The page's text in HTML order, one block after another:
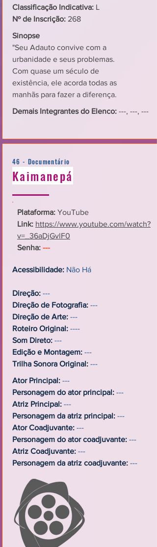
Classificação Indicativa: L
Nº de Inscrição: 268
Sinopse
"Seu Adauto convive com a
urbanidade e seus problemas.
Com quase um século de
existência, ele acorda todas as
manhãs para fazer a diferença.
Demais Integrantes do Elenco: ---, ---, ---
46 - Documentário
Kaimanepá
Plataforma: YouTube
Link: https://www.youtube.com/watch?
v=_36aDjGvlF0
Senha: ---
Acessibilidade: Não Há
Direção: ---
Direção de Fotografia: ---
Direção de Arte: ---
Roteiro Original: ----
Som Direto: ---
Edição e Montagem: ---
Trilha Sonora Original: ---
Ator Principal: ---
Personagem do ator principal: ---
Atriz Principal: ---
Personagem da atriz principal: ---
Ator Coadjuvante: ---
Personagem do ator coadjuvante: ---
Atriz Coadjuvante: ---
Personagem da atriz coadjuvante: ---